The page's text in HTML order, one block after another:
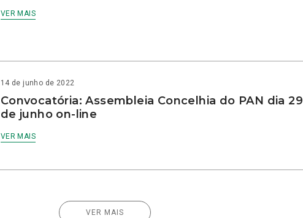
VER MAIS
14 de junho de 2022
Convocatória: Assembleia Concelhia do PAN dia 29
de junho on-line
VER MAIS
VER MAIS